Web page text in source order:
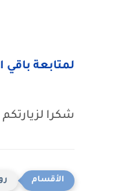
لمتابعة باقي
شكرا